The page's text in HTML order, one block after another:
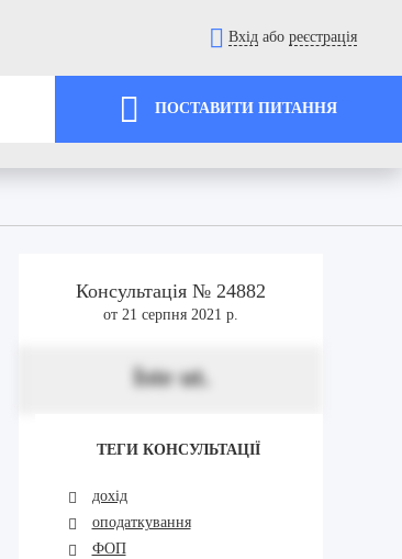
Вхід або реєстрація
ПОСТАВИТИ ПИТАННЯ
Консультація № 24882
от 21 серпня 2021 р.
Iste ut.
ТЕГИ КОНСУЛЬТАЦІЇ
дохід
оподаткування
ФОП